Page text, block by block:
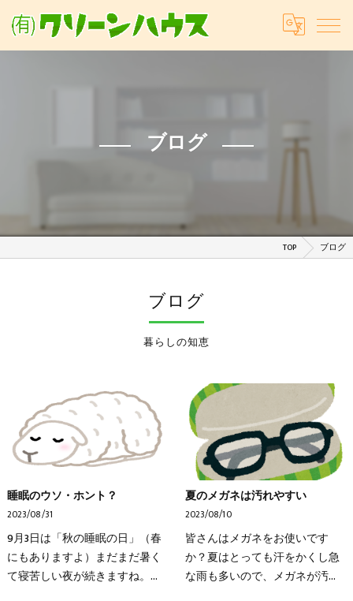
ブログ
TOP ブログ
ブログ
暮らしの知恵
睡眠のウソ・ホント？
2023/08/31
9月3日は「秋の睡眠の日」（春
にもありますよ）まだまだ暑く
て寝苦しい夜が続きますね。睡
夏のメガネは汚れやすい
2023/08/10
皆さんはメガネをお使いです
か？夏はとっても汗をかくし急
な雨も多いので、メガネが汚れ